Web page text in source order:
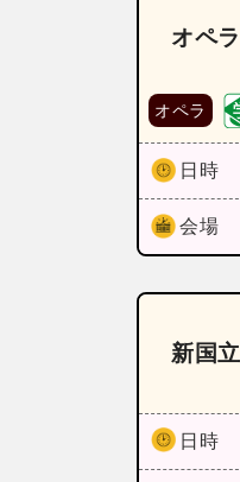
オペ
オペラ
日時
会場
新国
日時